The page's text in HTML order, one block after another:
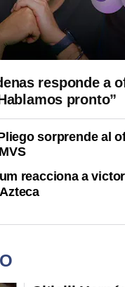
responde a
pronto”
sorprende al
reacciona a